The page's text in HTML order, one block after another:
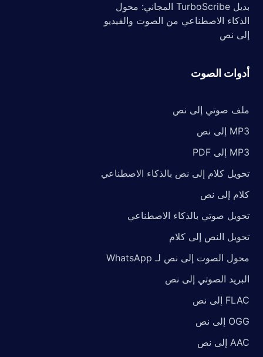
بديل TurboScribe المجاني: محول
الذكاء الاصطناعي من الصوت والفيديو
إلى نص
أدوات الصوت
ملف صوتي إلى نص
MP3 إلى نص
MP3 إلى PDF
تحويل كلام إلى نص بالذكاء الاصطناعي
كلام إلى نص
تحويل صوتي بالذكاء الاصطناعي
تحويل النص إلى كلام
محول الصوت إلى نص لـ WhatsApp
البريد الصوتي إلى نص
FLAC إلى نص
OGG إلى نص
AAC إلى نص